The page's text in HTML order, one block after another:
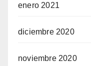
enero 2021
diciembre 2020
noviembre 2020